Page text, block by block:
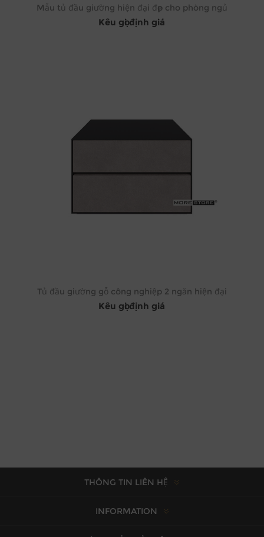
Mẫu tủ đầu giường hiện đại đẹp cho phòng ngủ
Kêu gọi định giá
Tủ đầu giường gỗ công nghiệp 2 ngăn hiện đại
Kêu gọi định giá
THÔNG TIN LIÊN HỆ
INFORMATION